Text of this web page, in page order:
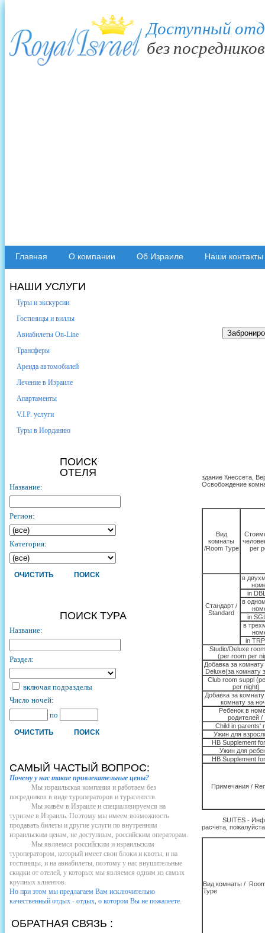
Доступный
без посредников
Главная О компании Об Израиле Наши контакты
НАШИ УСЛУГИ
Туры и экскурсии
Гостиницы и виллы
Авиабилеты On-Line
Трансферы
Аренда автомобилей
Лечение в Израиле
Aпартаменты
V.I.P. услуги
Туры в Иорданию
ПОИСК
ОТЕЛЯ
Название:
Регион:
Категория:
ПОИСК ТУРА
Название:
Раздел:
включая подразделы
Число ночей:
по
САМЫЙ ЧАСТЫЙ ВОПРОС:
Почему у нас такие привлекательные цены?
Мы израильская компания и работаем без
посредников в виде туроператоров и турагентств.
Мы живём в Израиле и специализируемся на
туризме в Израиль. Поэтому мы имеем возможность
продавать билеты и другие услуги по внутренним
израильским ценам, не доступным, российским операторам.
Мы являемся российским и израильским
туроператором, который имеет свои блоки и квоты, и на
гостиницы, и на авиабилеты, поэтому у нас внушительные
скидки от отелей, у которых мы являемся одним из самых
крупных клиентов.
Но при этом мы предлагаем Вам исключительно
качественный отдых - отдых, о котором Вы не пожалеете.
ОБРАТНАЯ СВЯЗЬ :
здание Кнессета,
Освобождение
Вид
комнаты
/Room Type
per
Стандарт /
Standard
в
in
в
in
в
in
Studio/Deluxe
(per room per
Добавка за
Deluxe(за комнату
Club room suppl
per night)
Добавка за
комнату за
Ребенок в
родителей /
Child in parents'
Ужин для
HB Supplement
Ужин для
HB Supplement
Примечания /
SUITES -
расчета,
Вид комнаты /
Type